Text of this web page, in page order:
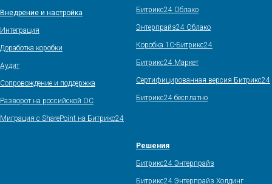
Внедрение и настройка
Интеграция
Доработка коробки
Аудит
Сопровождение и поддержка
Разворот на российской ОС
Миграция с SharePoint на Битрикс24
Битрикс24 Облако
Энтерпрайз24 Облако
Коробка 1С-Битрикс24
Битрикс24 Маркет
Сертифицированная версия Битрикс24
Битрикс24 бесплатно
Решения
Битрикс24 Энтерпрайз
Битрикс24 Энтерпрайз Холдинг